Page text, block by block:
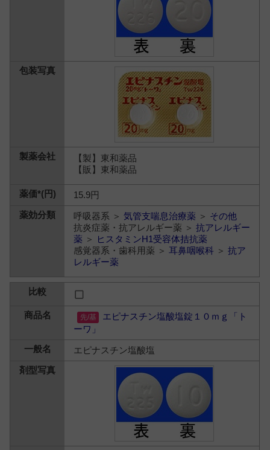
【製】東和薬品
【販】東和薬品
15.9円
呼吸器系 ＞気管支喘息治療薬 ＞ その他
抗炎症薬・抗アレルギー薬 ＞抗アレルギー
薬 ＞
ヒスタミンH1受容体拮抗薬
感覚器系・歯科用薬 ＞耳鼻咽喉科 ＞抗ア
レルギー薬
エピナスチン塩酸塩錠１０ｍｇ「ト
ーワ」
エピナスチン塩酸塩